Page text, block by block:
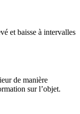
et baisse à intervalles
de manière
sur l’objet.